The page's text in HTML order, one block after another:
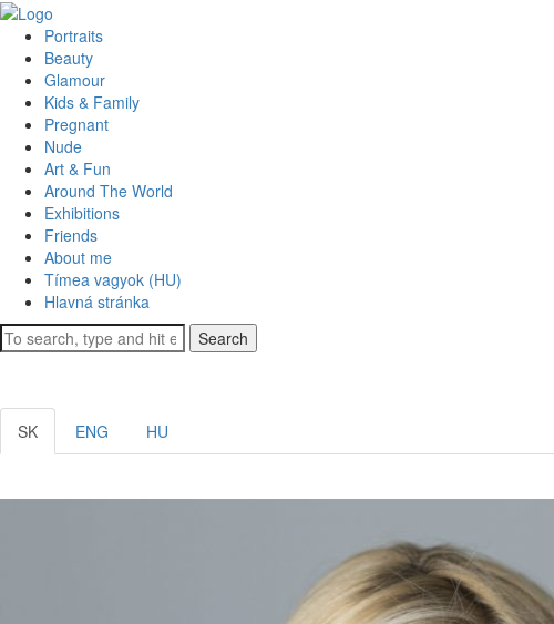
Portraits
Beauty
Glamour
Kids & Family
Pregnant
Nude
Art & Fun
Around The World
Exhibitions
Friends
About me
Tímea vagyok (HU)
Hlavná stránka
Search
SK ENG HU